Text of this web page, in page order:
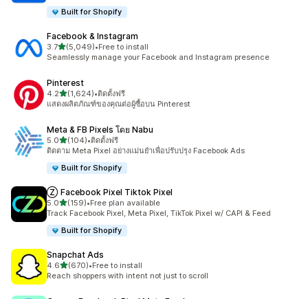
Built for Shopify
Facebook & Instagram
3.7เต็ม 5 ดาว
(5,049)
ทั้งหมด 5049 รีวิว
•Free to install
Seamlessly manage your Facebook and Instagram presence
Pinterest
4.2เต็ม 5 ดาว
(1,624)
ทั้งหมด 1624 รีวิว
•ติดตั้งฟรี
แสดงผลิตภัณฑ์ของคุณต่อผู้ซื้อบน Pinterest
Meta & FB Pixels โดย Nabu
5.0เต็ม 5 ดาว
(104)
ทั้งหมด 104 รีวิว
•ติดตั้งฟรี
ติดตาม Meta Pixel อย่างแม่นยำเพื่อปรับปรุง Facebook Ads
Built for Shopify
Ⓩ Facebook Pixel Tiktok Pixel
5.0เต็ม 5 ดาว
(159)
ทั้งหมด 159 รีวิว
•Free plan available
Track Facebook Pixel, Meta Pixel, TikTok Pixel w/ CAPI & Feed
Built for Shopify
Snapchat Ads
4.6เต็ม 5 ดาว
(670)
ทั้งหมด 670 รีวิว
•Free to install
Reach shoppers with intent not just to scroll